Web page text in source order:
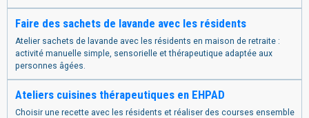
Faire des sachets de lavande avec les résidents
Atelier sachets de lavande avec les résidents en maison de retraite :
activité manuelle simple, sensorielle et thérapeutique adaptée aux
personnes âgées.
Ateliers cuisines thérapeutiques en EHPAD
Choisir une recette avec les résidents et réaliser des courses ensemble